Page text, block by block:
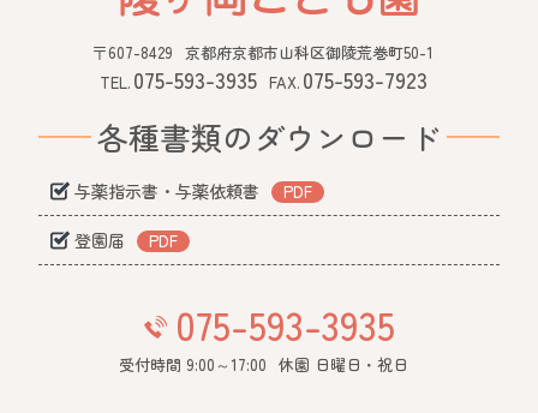
〒607-8429 京都府京都市山科区御陵荒巻町50-1
TEL. 075-593-3935 FAX. 075-593-7923
各種書類のダウンロード
与薬指示書・与薬依頼書
登園届
075-593-3935
受付時間 9:00～17:00 休園 日曜日・祝日